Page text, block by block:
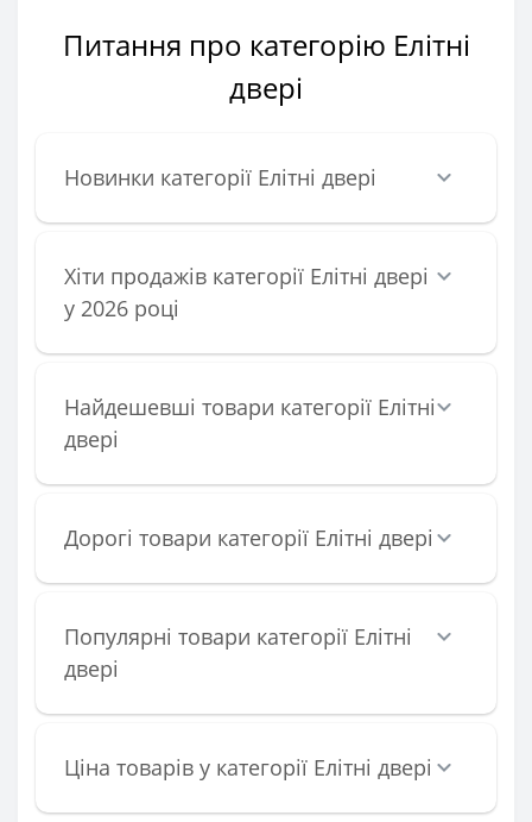
Питання про категорію Елітні
двері
Новинки категорії Елітні двері
Хіти продажів категорії Елітні двері
у 2026 році
Найдешевші товари категорії Елітні
двері
Дорогі товари категорії Елітні двері
Популярні товари категорії Елітні
двері
Ціна товарів у категорії Елітні двері